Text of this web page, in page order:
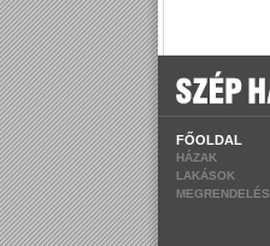
FŐOLDAL
HÁZAK
LAKÁSOK
MEGRENDELÉS